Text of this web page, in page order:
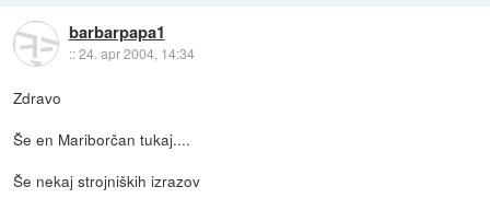
barbarpapa1
::24. apr 2004, 14:34
Zdravo
Še en Mariborčan tukaj....
Še nekaj strojniških izrazov